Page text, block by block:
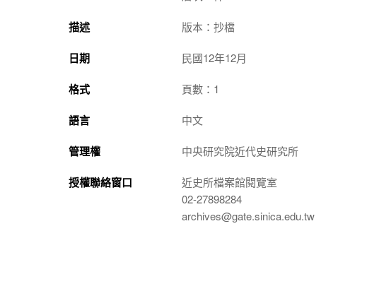
描述 版本：抄檔
日期 民國12年12月
格式 頁數：1
語言 中文
管理權 中央研究院近代史研究所
授權聯絡窗口
近史所檔案館閱覽室
02-27898284
archives@gate.sinica.edu.tw